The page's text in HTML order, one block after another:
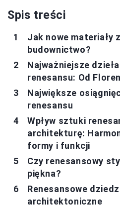
Spis treści
Jak nowe materiały
budownictwo?
Najważniejsze
renesansu: Od
Największe
renesansu
Wpływ sztuki
architekturę:
formy i funkcji
Czy renesansowy
piękna?
Renesansowe
architektoniczne